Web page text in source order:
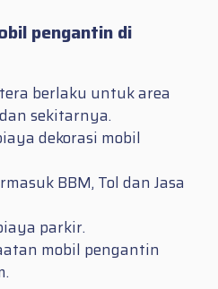
pengantin di
berlaku untuk area
sekitarnya.
dekorasi mobil
BBM, Tol dan Jasa
parkir.
mobil pengantin